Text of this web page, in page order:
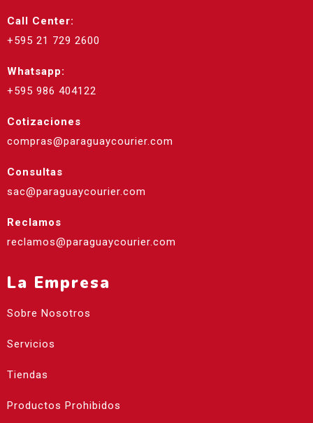
Call Center:
+595 21 729 2600
Whatsapp:
+595 986 404122
Cotizaciones
compras@paraguaycourier.com
Consultas
sac@paraguaycourier.com
Reclamos
reclamos@paraguaycourier.com
La Empresa
Sobre Nosotros
Servicios
Tiendas
Productos Prohibidos